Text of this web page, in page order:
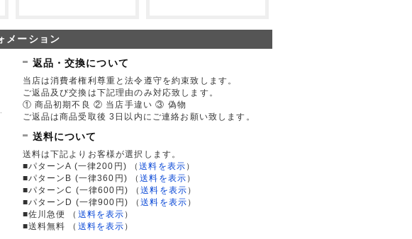
メーション
返品・交換について
当店は消費者権利尊重と法令遵守を約束致します。
ご返品及び交換は下記理由のみ対応致します。
① 商品初期不良 ② 当店手違い ③ 偽物
ご返品は商品受取後 3日以内にご連絡お願い致します。
送料について
送料は下記よりお客様が選択します。
■パターンA (一律200円)
（送料を表示 ）
■パターンB (一律360円)
（送料を表示 ）
■パターンC (一律600円)
（送料を表示 ）
■パターンD (一律900円)
（送料を表示 ）
■佐川急便
（ 送料を表示 ）
■送料無料
（ 送料を表示 ）